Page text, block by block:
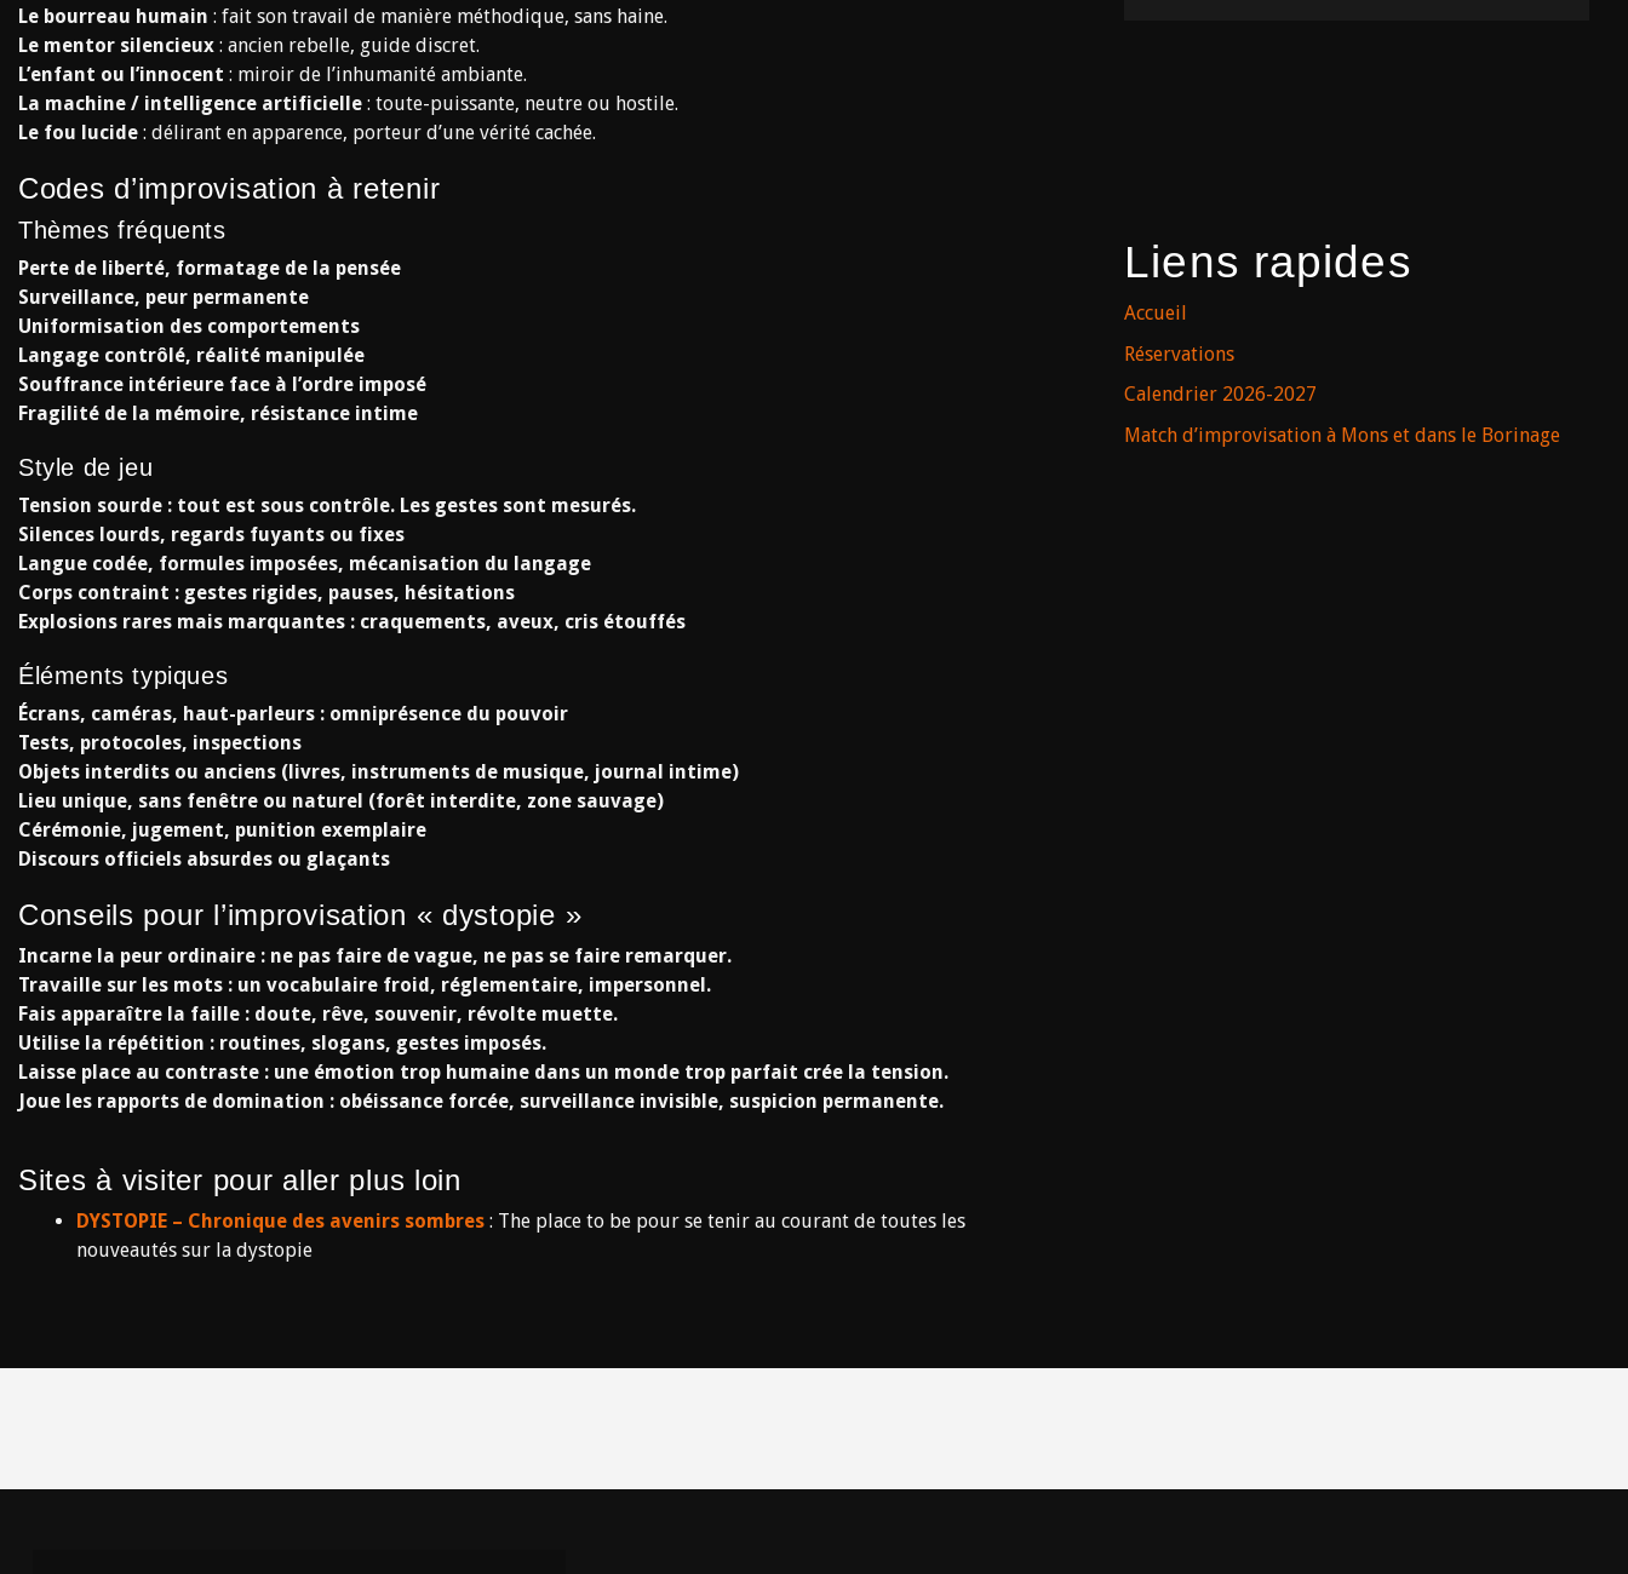
Le bourreau humain : fait son travail de manière méthodique, sans haine.
Le mentor silencieux : ancien rebelle, guide discret.
L’enfant ou l’innocent : miroir de l’inhumanité ambiante.
La machine / intelligence artificielle : toute-puissante, neutre ou hostile.
Le fou lucide : délirant en apparence, porteur d’une vérité cachée.
Codes d’improvisation à retenir
Thèmes fréquents
Perte de liberté, formatage de la pensée
Surveillance, peur permanente
Uniformisation des comportements
Langage contrôlé, réalité manipulée
Souffrance intérieure face à l’ordre imposé
Fragilité de la mémoire, résistance intime
Style de jeu
Tension sourde : tout est sous contrôle. Les gestes sont mesurés.
Silences lourds, regards fuyants ou fixes
Langue codée, formules imposées, mécanisation du langage
Corps contraint : gestes rigides, pauses, hésitations
Explosions rares mais marquantes : craquements, aveux, cris étouffés
Éléments typiques
Écrans, caméras, haut-parleurs : omniprésence du pouvoir
Tests, protocoles, inspections
Objets interdits ou anciens (livres, instruments de musique, journal intime)
Lieu unique, sans fenêtre ou naturel (forêt interdite, zone sauvage)
Cérémonie, jugement, punition exemplaire
Discours officiels absurdes ou glaçants
Conseils pour l’improvisation « dystopie »
Incarne la peur ordinaire : ne pas faire de vague, ne pas se faire remarquer.
Travaille sur les mots : un vocabulaire froid, réglementaire, impersonnel.
Fais apparaître la faille : doute, rêve, souvenir, révolte muette.
Utilise la répétition : routines, slogans, gestes imposés.
Laisse place au contraste : une émotion trop humaine dans un monde trop parfait crée la tension.
Joue les rapports de domination : obéissance forcée, surveillance invisible, suspicion permanente.
Sites à visiter pour aller plus loin
DYSTOPIE – Chronique des avenirs sombres : The place to be pour se tenir au courant de toutes les
nouveautés sur la dystopie
Liens rapides
Accueil
Réservations
Calendrier 2026-2027
Match d’improvisation à Mons et dans le Borinage